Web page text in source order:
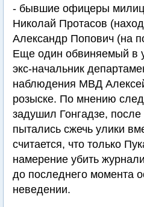
- бывшие офицеры
Николай Протасов
Александр Попович (на
Еще один обвиняемый в
экс-начальник
наблюдения МВД
розыске. По мнению
задушил Гонгадзе, после
пытались сжечь улики
считается, что только
намерение убить
до последнего момента
неведении.